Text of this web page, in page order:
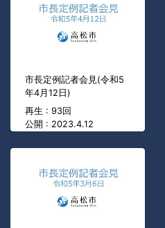
市長定例記者会見(令和5
年4月12日)
再生 : 93回
公開 : 2023.4.12